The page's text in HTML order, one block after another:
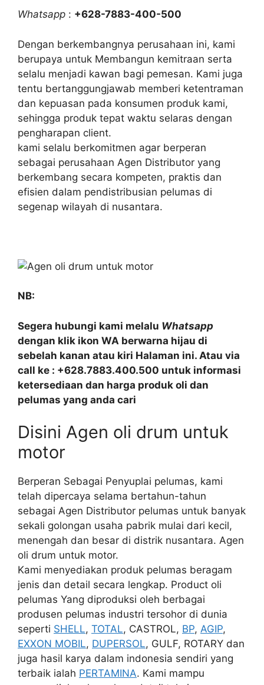
Whatsapp : +628-7883-400-500
Dengan berkembangnya perusahaan ini, kami
berupaya untuk Membangun kemitraan serta
selalu menjadi kawan bagi pemesan. Kami juga
tentu bertanggungjawab memberi ketentraman
dan kepuasan pada konsumen produk kami,
sehingga produk tepat waktu selaras dengan
pengharapan client.
kami selalu berkomitmen agar berperan
sebagai perusahaan Agen Distributor yang
berkembang secara kompeten, praktis dan
efisien dalam pendistribusian pelumas di
segenap wilayah di nusantara.
NB:
Segera hubungi kami melalu Whatsapp
dengan klik ikon WA berwarna hijau di
sebelah kanan atau kiri Halaman ini. Atau via
call ke : +628.7883.400.500 untuk informasi
ketersediaan dan harga produk oli dan
pelumas yang anda cari
Disini Agen oli drum untuk
motor
Berperan Sebagai Penyuplai pelumas, kami
telah dipercaya selama bertahun-tahun
sebagai Agen Distributor pelumas untuk banyak
sekali golongan usaha pabrik mulai dari kecil,
menengah dan besar di distrik nusantara. Agen
oli drum untuk motor.
Kami menyediakan produk pelumas beragam
jenis dan detail secara lengkap. Product oli
pelumas Yang diproduksi oleh berbagai
produsen pelumas industri tersohor di dunia
seperti SHELL, TOTAL, CASTROL, BP, AGIP,
EXXON MOBIL, DUPERSOL, GULF, ROTARY dan
juga hasil karya dalam indonesia sendiri yang
terbaik ialah PERTAMINA. Kami mampu